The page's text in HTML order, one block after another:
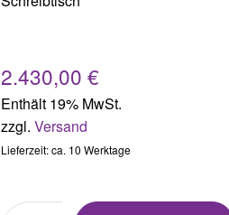
2.430,00 €
Enthält 19% MwSt.
zzgl. Versand
Lieferzeit: ca. 10 Werktage